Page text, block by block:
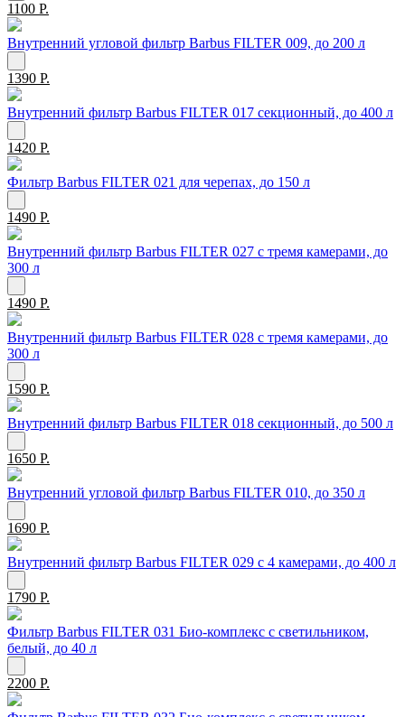
1100 Р.
Внутренний угловой фильтр Barbus FILTER 009, до 200 л
1390 Р.
Внутренний фильтр Barbus FILTER 017 секционный, до 400 л
1420 Р.
Фильтр Barbus FILTER 021 для черепах, до 150 л
1490 Р.
Внутренний фильтр Barbus FILTER 027 с тремя камерами, до
300 л
1490 Р.
Внутренний фильтр Barbus FILTER 028 с тремя камерами, до
300 л
1590 Р.
Внутренний фильтр Barbus FILTER 018 секционный, до 500 л
1650 Р.
Внутренний угловой фильтр Barbus FILTER 010, до 350 л
1690 Р.
Внутренний фильтр Barbus FILTER 029 с 4 камерами, до 400 л
1790 Р.
Фильтр Barbus FILTER 031 Био-комплекс с светильником,
белый, до 40 л
2200 Р.